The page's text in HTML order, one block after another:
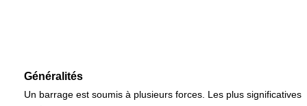
Généralités
Un barrage est soumis à plusieurs forces. Les plus significatives